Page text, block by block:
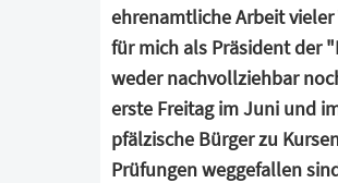
ehrenamtliche Arbeit
für mich als Präsident der
weder nachvollziehbar
erste Freitag im Juni und
pfälzische Bürger zu
Prüfungen weggefallen